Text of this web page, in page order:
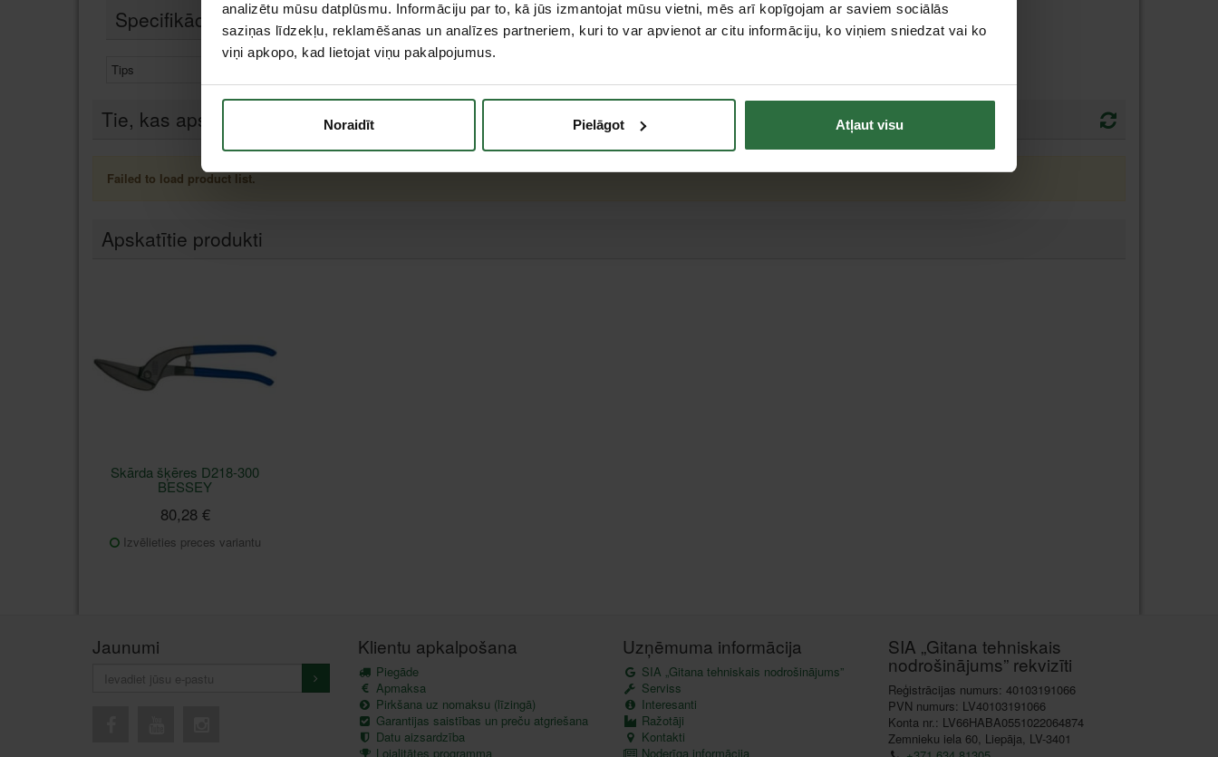
analizētu mūsu datplūsmu. Informāciju par to, kā jūs izmantojat mūsu vietni, mēs arī kopīgojam ar saviem sociālās
saziņas līdzekļu, reklamēšanas un analīzes partneriem, kuri to var apvienot ar citu informāciju, ko viņiem sniedzat vai ko
viņi apkopo, kad lietojat viņu pakalpojumus.
Noraidīt Pielāgot Atļaut visu
Specifikācija
Tips
Tie, kas apskatīja šo preci, tāpat interesējās par...
Failed to load product list.
Apskatītie produkti
Skārda šķēres D218-300
BESSEY
80,28 €
Izvēlieties preces variantu
Jaunumi Klientu apkalpošana
Piegāde
Apmaksa
Pirkšana uz nomaksu (līzingā)
Garantijas saistības un preču atgriešana
Datu aizsardzība
Lojalitātes programma
Uzņēmuma informācija
SIA „Gitana tehniskais nodrošinājums”
Serviss
Interesanti
Ražotāji
Kontakti
Noderīga informācija
SIA „Gitana tehniskais
nodrošinājums” rekvizīti
Reģistrācijas numurs: 40103191066
PVN numurs: LV40103191066
Konta nr.: LV66HABA0551022064874
Zemnieku iela 60, Liepāja, LV-3401